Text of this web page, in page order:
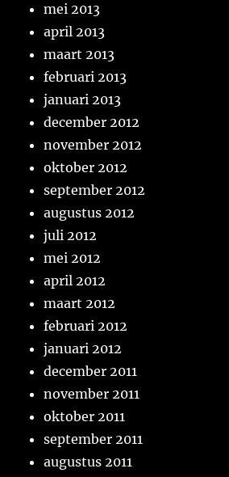
mei 2013
april 2013
maart 2013
februari 2013
januari 2013
december 2012
november 2012
oktober 2012
september 2012
augustus 2012
juli 2012
mei 2012
april 2012
maart 2012
februari 2012
januari 2012
december 2011
november 2011
oktober 2011
september 2011
augustus 2011